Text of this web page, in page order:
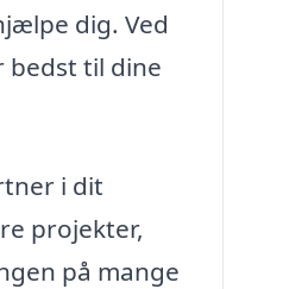
dig. Ved
bedst til dine
i dit
projekter,
på mange